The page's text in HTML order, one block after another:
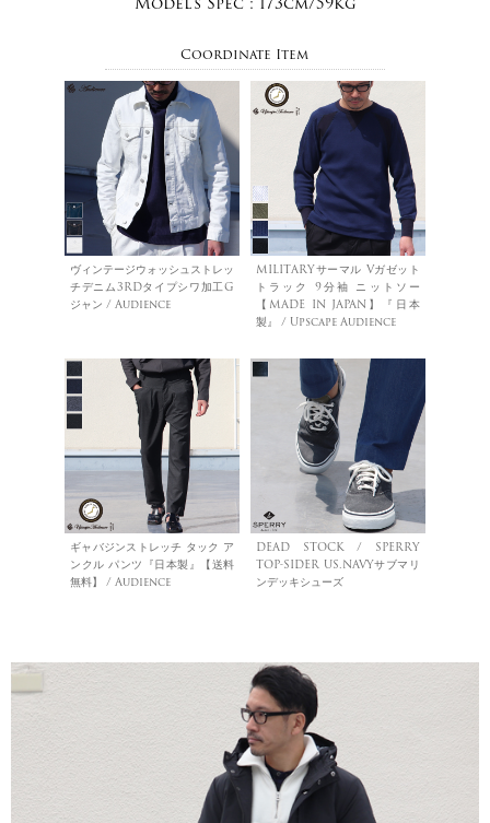
Coordinate Item
ヴィンテージウォッシュストレッ
チデニム3RDタイプシワ加工G
ジャン / Audience
MILITARYサーマル Vガゼット
トラック 9分袖 ニットソー
【MADE IN JAPAN】『日本
製』 / Upscape Audience
ギャバジンストレッチ タック ア
ンクル パンツ『日本製』【送料
無料】 / Audience
DEAD STOCK / SPERRY
TOP-SIDER US.NAVYサブマリ
ンデッキシューズ